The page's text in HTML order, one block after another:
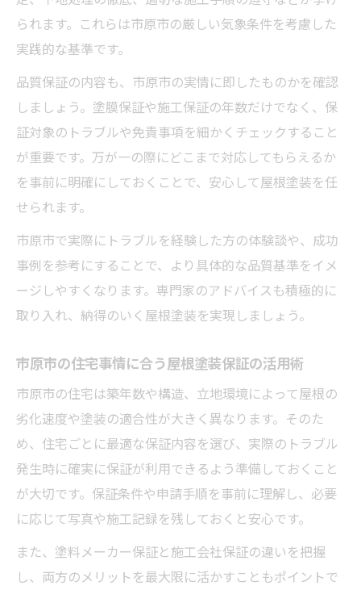
られます。これらは市原市の厳しい気象条件を考慮した
実践的な基準です。
品質保証の内容も、市原市の実情に即したものかを確認
しましょう。塗膜保証や施工保証の年数だけでなく、保
証対象のトラブルや免責事項を細かくチェックすること
が重要です。万が一の際にどこまで対応してもらえるか
を事前に明確にしておくことで、安心して屋根塗装を任
せられます。
市原市で実際にトラブルを経験した方の体験談や、成功
事例を参考にすることで、より具体的な品質基準をイメ
ージしやすくなります。専門家のアドバイスも積極的に
取り入れ、納得のいく屋根塗装を実現しましょう。
市原市の住宅事情に合う屋根塗装保証の活用術
市原市の住宅は築年数や構造、立地環境によって屋根の
劣化速度や塗装の適合性が大きく異なります。そのた
め、住宅ごとに最適な保証内容を選び、実際のトラブル
発生時に確実に保証が利用できるよう準備しておくこと
が大切です。保証条件や申請手順を事前に理解し、必要
に応じて写真や施工記録を残しておくと安心です。
また、塗料メーカー保証と施工会社保証の違いを把握
し、両方のメリットを最大限に活かすこともポイントで